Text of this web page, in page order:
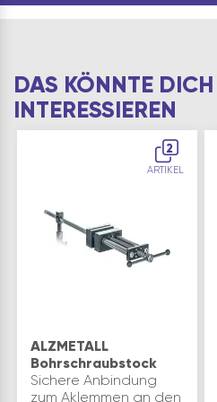
DAS KÖNNTE
INTERESSIEREN
2
ARTIKEL
ALZMETALL
Bohrschraubstock
Sichere Anbindung
zum Aklemmen an den